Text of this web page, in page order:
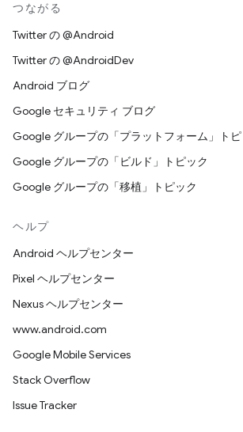
つながる
Twitter の @Android
Twitter の @AndroidDev
Android ブログ
Google セキュリティ ブログ
Google グループの「プラットフォーム」トピ
Google グループの「ビルド」トピック
Google グループの「移植」トピック
ヘルプ
Android ヘルプセンター
Pixel ヘルプセンター
Nexus ヘルプセンター
www.android.com
Google Mobile Services
Stack Overflow
Issue Tracker